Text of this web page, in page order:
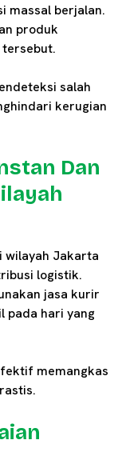
massal berjalan.
produk
tersebut.
salah
kerugian
Dan
wilayah Jakarta
logistik.
jasa kurir
pada hari yang
memangkas